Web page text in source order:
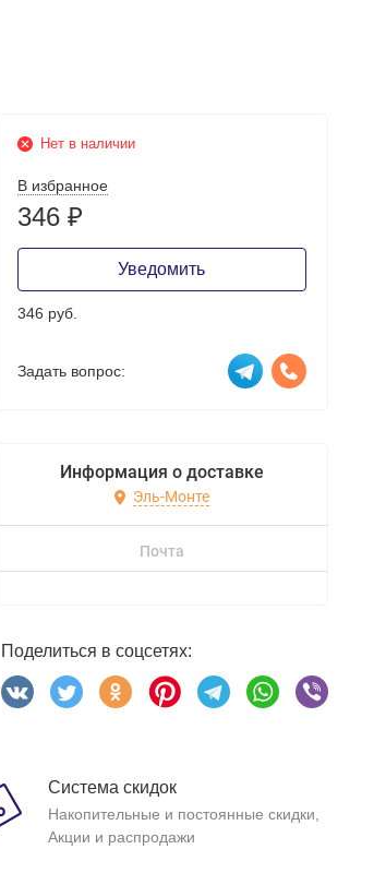
Нет в наличии
В избранное
346 ₽
Уведомить
346 руб.
Задать вопрос:
Информация о доставке
Эль-Монте
Почта
Поделиться в соцсетях:
Система скидок
Накопительные и постоянные скидки,
Акции и распродажи